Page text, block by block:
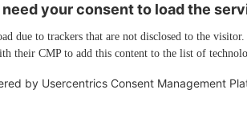
need your consent to load the
due to trackers that are not disclosed to the visitor.
their CMP to add this content to the list of
by Usercentrics Consent Management